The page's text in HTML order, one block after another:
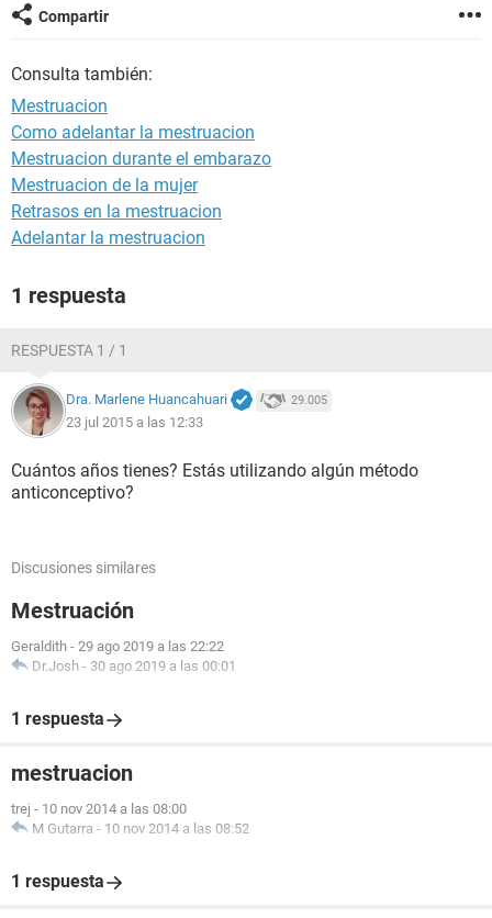
Compartir
Consulta también:
Mestruacion
Como adelantar la mestruacion
Mestruacion durante el embarazo
Mestruacion de la mujer
Retrasos en la mestruacion
Adelantar la mestruacion
1 respuesta
RESPUESTA 1 / 1
Dra. Marlene Huancahuari 29.005
23 jul 2015 a las 12:33
Cuántos años tienes? Estás utilizando algún método
anticonceptivo?
Discusiones similares
Mestruación
Geraldith - 29 ago 2019 a las 22:22
Dr.Josh - 30 ago 2019 a las 00:01
1 respuesta
mestruacion
trej - 10 nov 2014 a las 08:00
M Gutarra - 10 nov 2014 a las 08:52
1 respuesta